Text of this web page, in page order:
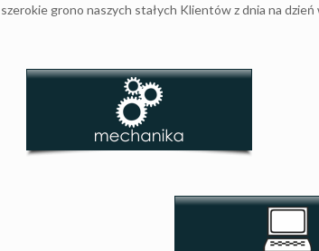
szerokie grono naszych stałych Klientów z dnia na dzień